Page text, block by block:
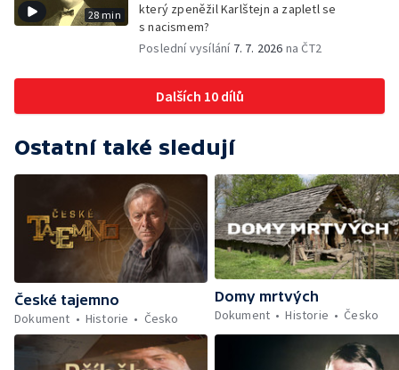
28 min
který zpeněžil Karlštejn a zapletl se
s nacismem?
Poslední vysílání 7. 7. 2026 na ČT2
Dalších 10 dílů
Ostatní také sledují
České tajemno
Dokument
Historie Česko
Domy mrtvých
Dokument
Historie Česko